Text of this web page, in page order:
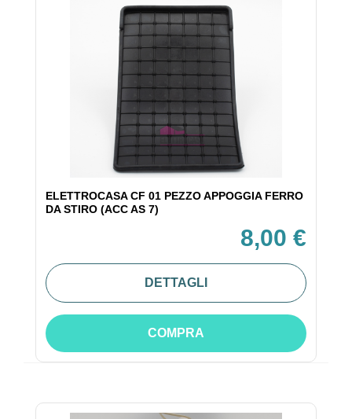
ELETTROCASA CF 01 PEZZO APPOGGIA FERRO
DA STIRO (ACC AS 7)
8,00 €
DETTAGLI
COMPRA